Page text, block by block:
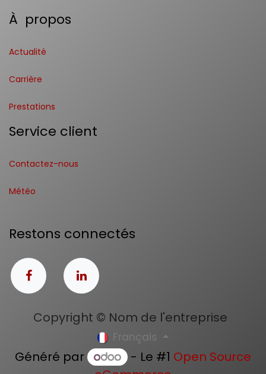
À propos
Actualité
Carrière
Prestations
Service client
Contactez-nous
Météo
Restons connectés
Copyright © Nom de l'entreprise
Français
Généré par - Le #1 Open Source